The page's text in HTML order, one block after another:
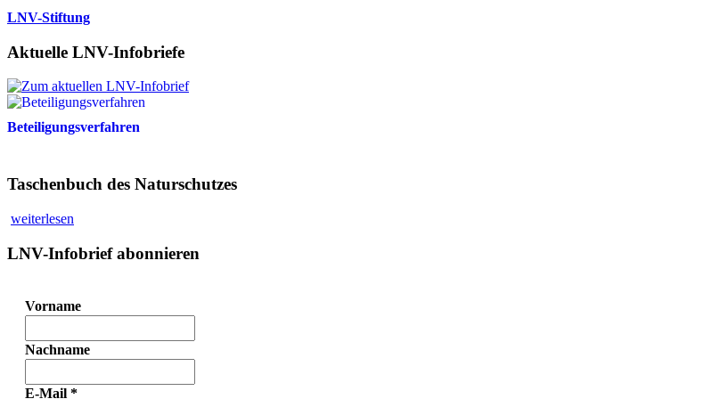
LNV-Stiftung
Aktuelle LNV-Infobriefe
Beteiligungsverfahren
Taschenbuch des Naturschutzes
weiterlesen
LNV-Infobrief abonnieren
Vorname
Nachname
E-Mail *